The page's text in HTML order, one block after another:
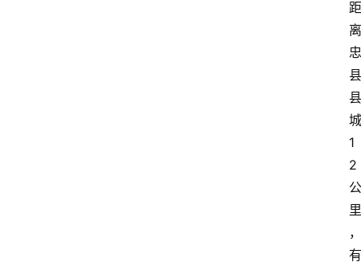
距
离
忠
县
县
城
1
2
公
里
，
有